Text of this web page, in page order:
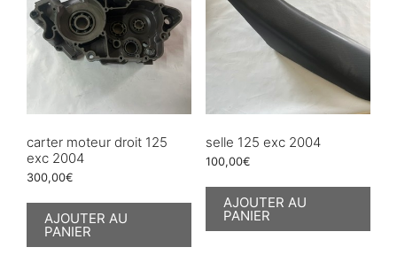
carter moteur droit 125
exc 2004
300,00€
AJOUTER AU
PANIER
selle 125 exc 2004
100,00€
AJOUTER AU
PANIER